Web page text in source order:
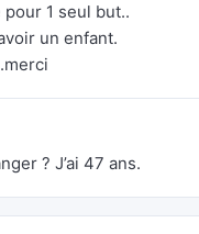
1 seul but..
un enfant.
? J’ai 47 ans.